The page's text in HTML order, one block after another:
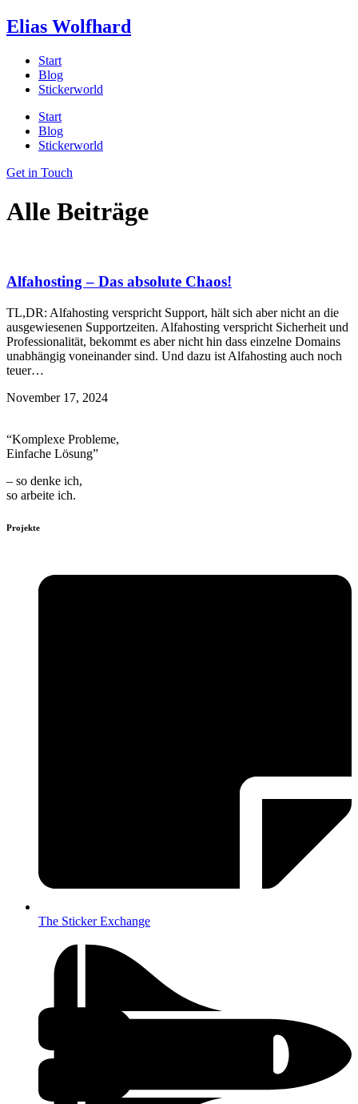
Zum
Inhalt
Elias Wolfhard
Start
Blog
Stickerworld
Start
Blog
Stickerworld
Get in Touch
Alle Beiträge
Alfahosting – Das absolute Chaos!
TL,DR: Alfahosting verspricht Support, hält sich aber nicht an die
ausgewiesenen Supportzeiten. Alfahosting verspricht Sicherheit und
Professionalität, bekommt es aber nicht hin dass einzelne Domains
unabhängig voneinander sind. Und dazu ist Alfahosting auch noch
teuer…
November 17, 2024
“Komplexe Probleme,
Einfache Lösung”
– so denke ich,
so arbeite ich.
Projekte
The Sticker Exchange